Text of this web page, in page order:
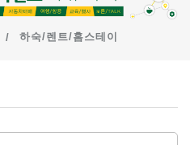
하숙/렌트/홈스테이